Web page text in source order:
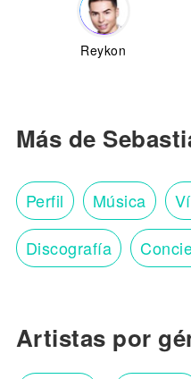
Reykon
Más de
Perfil Música
Discografía
Artistas por